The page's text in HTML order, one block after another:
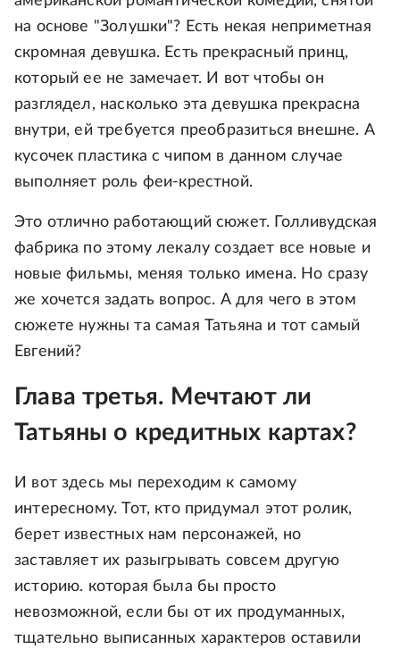
на основе "Золушки"? Есть некая неприметная
скромная девушка. Есть прекрасный принц,
который ее не замечает. И вот чтобы он
разглядел, насколько эта девушка прекрасна
внутри, ей требуется преобразиться внешне. А
кусочек пластика с чипом в данном случае
выполняет роль феи-крестной.
Это отлично работающий сюжет. Голливудская
фабрика по этому лекалу создает все новые и
новые фильмы, меняя только имена. Но сразу
же хочется задать вопрос. А для чего в этом
сюжете нужны та самая Татьяна и тот самый
Евгений?
Глава третья. Мечтают ли
Татьяны о кредитных картах?
И вот здесь мы переходим к самому
интересному. Тот, кто придумал этот ролик,
берет известных нам персонажей, но
заставляет их разыгрывать совсем другую
историю. которая была бы просто
невозможной, если бы от их продуманных,
тщательно выписанных характеров оставили